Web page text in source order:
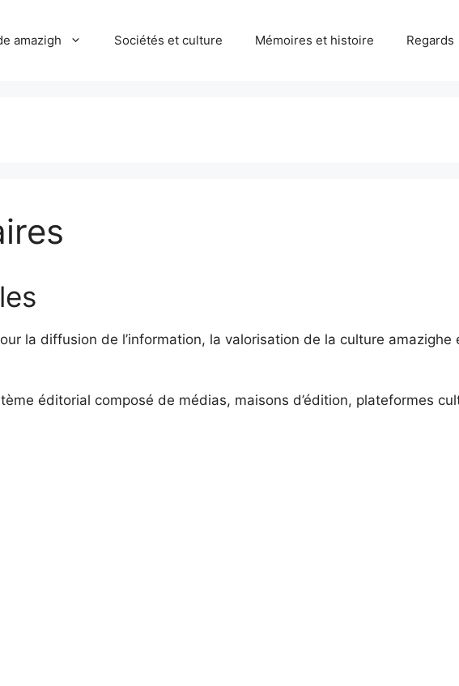
amazigh Sociétés et culture Mémoires et histoire Regards
la diffusion de l’information, la valorisation de la culture amazighe
éditorial composé de médias, maisons d’édition, plateformes